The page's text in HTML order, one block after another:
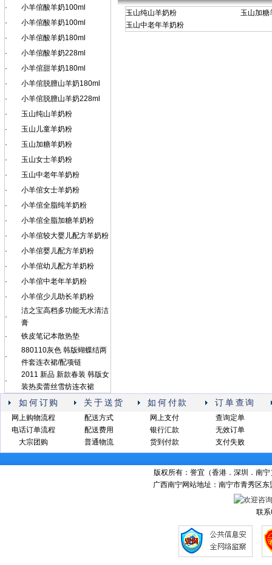
·
小羊倌酸羊奶100ml
·
小羊倌酸羊奶100ml
·
小羊倌酸羊奶180ml
·
小羊倌酸羊奶228ml
·
小羊倌甜羊奶180ml
·
小羊倌脱膻山羊奶180ml
·
小羊倌脱膻山羊奶228ml
·
玉山纯山羊奶粉
·
玉山儿童羊奶粉
·
玉山加糖羊奶粉
·
玉山女士羊奶粉
·
玉山中老年羊奶粉
·
小羊倌女士羊奶粉
·
小羊倌全脂纯羊奶粉
·
小羊倌全脂加糖羊奶粉
·
小羊倌较大婴儿配方羊奶粉
·
小羊倌婴儿配方羊奶粉
·
小羊倌幼儿配方羊奶粉
·
小羊倌中老年羊奶粉
·
小羊倌少儿助长羊奶粉
·
洁之宝高档多功能无水清洁
膏
·
铁皮笔记本散热垫
·
880110灰色 韩版蝴蝶结两
件套连衣裙/配项链
·
2011 新品 新款春装 韩版女
装热卖蕾丝雪纺连衣裙
玉山纯山羊奶粉
玉山加糖
玉山中老年羊奶粉
如何订购 关于送货 如何付款 订单查询
网上购物流程
电话订单流程
大宗团购
配送方式
配送费用
普通物流
网上支付
银行汇款
货到付款
查询定单
无效订单
支付失败
版权所有：誉宜（香港．深圳．南
广西南宁网站地址：南宁市青秀区
联